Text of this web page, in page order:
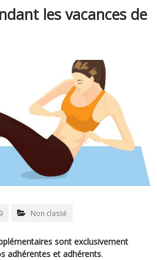
les vacances de
Non classé
sont exclusivement
adhérentes et adhérents.